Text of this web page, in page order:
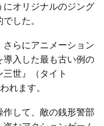
にオリジナルのジング
した。
らにアニメーション
導入した最も古い例の
世』（タイト
れます。
して、敵の銭形警部